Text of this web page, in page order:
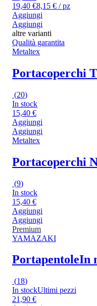
19,40 €8,15 € / pz
Aggiungi
Aggiungi
altre varianti
Qualità garantita
Metaltex
Portacoperchi
(20)
In stock
15,40 €
Aggiungi
Aggiungi
Metaltex
Portacoperchi
(9)
In stock
15,40 €
Aggiungi
Aggiungi
Premium
YAMAZAKI
PortapentoleIn
(18)
In stockUltimi pezzi
21,90 €